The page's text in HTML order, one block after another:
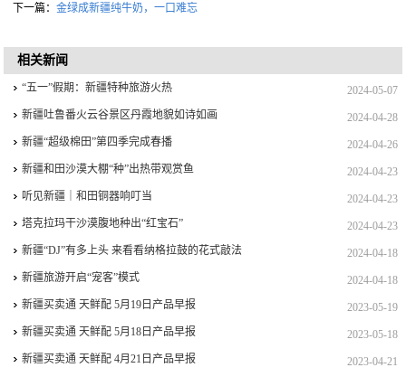
下一篇：金绿成新疆纯牛奶，一口难忘
相关新闻
2024-05-07
“五一”假期：新疆特种旅游火热
2024-04-28
新疆吐鲁番火云谷景区丹霞地貌如诗如画
2024-04-26
新疆“超级棉田”第四季完成春播
2024-04-23
新疆和田沙漠大棚“种”出热带观赏鱼
2024-04-23
听见新疆｜和田铜器响叮当
2024-04-23
塔克拉玛干沙漠腹地种出“红宝石”
2024-04-18
新疆“DJ”有多上头 来看看纳格拉鼓的花式敲法
2024-04-18
新疆旅游开启“宠客”模式
2023-05-19
新疆买卖通 天鲜配 5月19日产品早报
2023-05-18
新疆买卖通 天鲜配 5月18日产品早报
2023-04-21
新疆买卖通 天鲜配 4月21日产品早报